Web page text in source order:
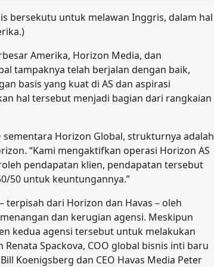
bersekutu untuk melawan Inggris, dalam hal
Amerika, Horizon Media, dan
tampaknya telah berjalan dengan baik,
basis yang kuat di AS dan aspirasi
hal tersebut menjadi bagian dari rangkaian
Horizon Global, strukturnya adalah
“Kami mengaktifkan operasi Horizon AS
pendapatan klien, pendapatan tersebut
50 untuk keuntungannya.”
dari Horizon dan Havas – oleh
dan kerugian agensi. Meskipun
kedua agensi tersebut untuk melakukan
Spackova, COO global bisnis inti baru
Koenigsberg dan CEO Havas Media Peter